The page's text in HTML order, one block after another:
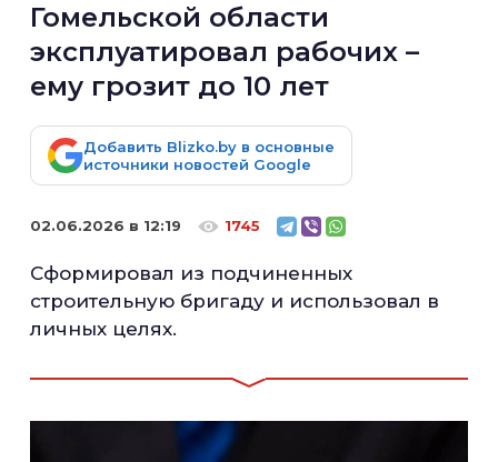
Гомельской области
эксплуатировал рабочих –
ему грозит до 10 лет
Добавить Blizko.by в основные
источники новостей Google
02.06.2026 в 12:19 1745
Сформировал из подчиненных
строительную бригаду и использовал в
личных целях.